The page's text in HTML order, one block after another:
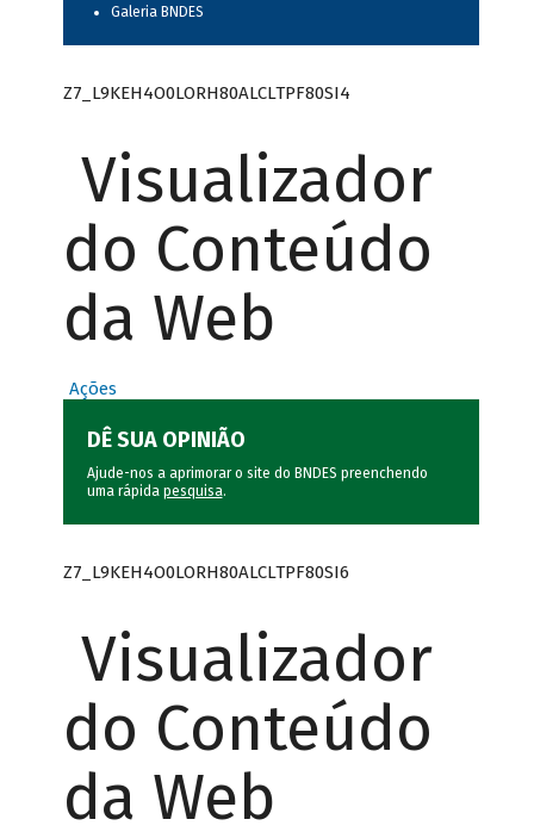
Galeria BNDES
Z7_L9KEH4O0LORH80ALCLTPF80SI4
Visualizador
do Conteúdo
da Web
Ações
DÊ SUA OPINIÃO
Ajude-nos a aprimorar o site do BNDES preenchendo
uma rápida pesquisa.
Z7_L9KEH4O0LORH80ALCLTPF80SI6
Visualizador
do Conteúdo
da Web